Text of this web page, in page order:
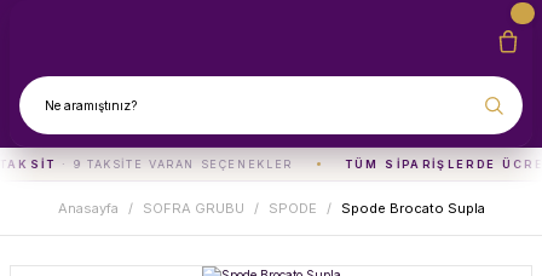
· 9 TAKSITE VARAN SEÇENEKLER TÜM SIPARIŞLERDE
Anasayfa SOFRA GRUBU SPODE Spode Brocato Supla